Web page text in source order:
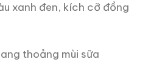
xanh đen, kích cỡ đồng
thoảng mùi sữa